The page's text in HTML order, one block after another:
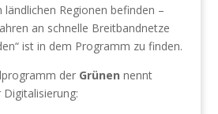
ländlichen Regionen befinden –
an schnelle Breitbandnetze
ist in dem Programm zu finden.
der Grünen nennt